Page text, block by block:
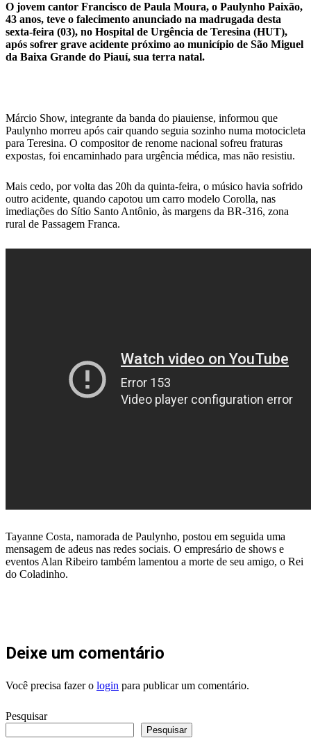
O jovem cantor Francisco de Paula Moura, o Paulynho Paixão,
43 anos, teve o falecimento anunciado na madrugada desta
sexta-feira (03), no Hospital de Urgência de Teresina (HUT),
após sofrer grave acidente próximo ao município de São Miguel
da Baixa Grande do Piauí, sua terra natal.
Márcio Show, integrante da banda do piauiense, informou que
Paulynho morreu após cair quando seguia sozinho numa motocicleta
para Teresina. O compositor de renome nacional sofreu fraturas
expostas, foi encaminhado para urgência médica, mas não resistiu.
Mais cedo, por volta das 20h da quinta-feira, o músico havia sofrido
outro acidente, quando capotou um carro modelo Corolla, nas
imediações do Sítio Santo Antônio, às margens da BR-316, zona
rural de Passagem Franca.
Tayanne Costa, namorada de Paulynho, postou em seguida uma
mensagem de adeus nas redes sociais. O empresário de shows e
eventos Alan Ribeiro também lamentou a morte de seu amigo, o Rei
do Coladinho.
Deixe um comentário
Você precisa fazer o login para publicar um comentário.
Pesquisar
Pesquisar